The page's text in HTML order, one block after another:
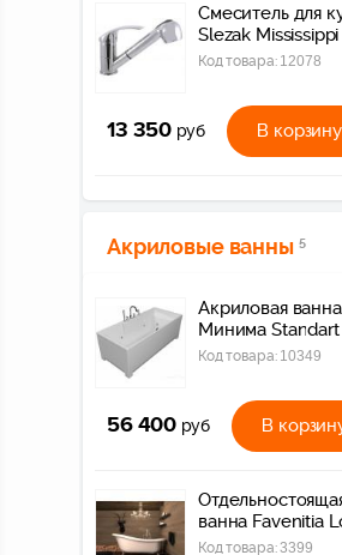
Смеситель для
Slezak
Код товара: 12078
13 350 руб В корзину
Акриловые ванны 5
Акриловая
Минима Standart
Код товара: 10349
56 400 руб В
ванна Favenitia
Код товара:3399